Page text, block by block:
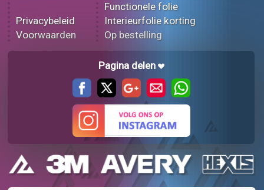
Privacybeleid
Voorwaarden
Functionele folie
Interieurfolie korting
Op bestelling
Pagina delen